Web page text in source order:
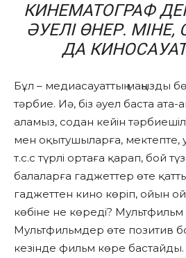
КИНЕМАТОГРАФ
ӘУЕЛІ ӨНЕР.
ДА
Бұл – медиасауаттың маңызды
тәрбие. Иә, біз әуел баста ата-
аламыз, содан кейін
мен оқытушыларға, мектепте,
т.с.с түрлі ортаға қарап, бой
балаларға гаджеттер өте
гаджеттен кино көріп, ойын
көбіне не көреді? Мультфильм
Мультфильмдер өте позитив
кезінде фильм көре бастайды.